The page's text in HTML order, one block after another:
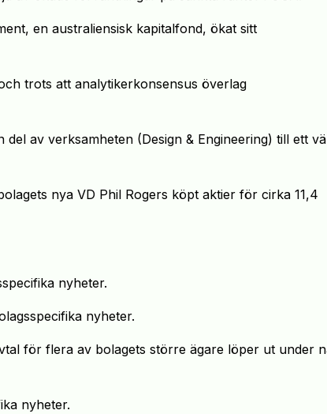
en australiensisk kapitalfond, ökat sitt
trots att analytikerkonsensus överlag
av verksamheten (Design & Engineering) till ett
nya VD Phil Rogers köpt aktier för cirka 11,4
nyheter.
nyheter.
för flera av bolagets större ägare löper ut under
nyheter.